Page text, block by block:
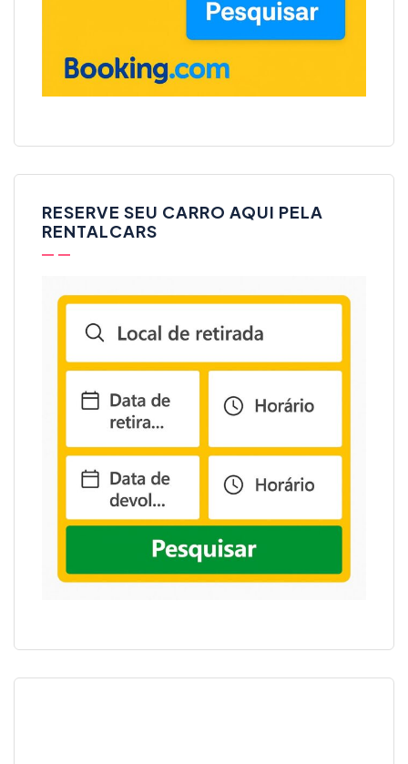
RESERVE SEU CARRO AQUI PELA
RENTALCARS